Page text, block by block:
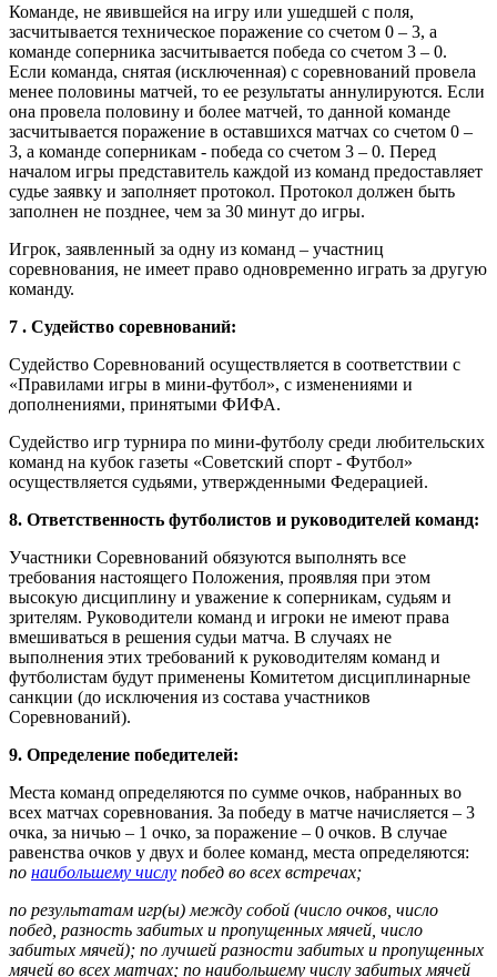
Команде, не явившейся на игру или ушедшей с поля,
засчитывается техническое поражение со счетом 0 – 3, а
команде соперника засчитывается победа со счетом 3 – 0.
Если команда, снятая (исключенная) с соревнований провела
менее половины матчей, то ее результаты аннулируются. Если
она провела половину и более матчей, то данной команде
засчитывается поражение в оставшихся матчах со счетом 0 –
3, а команде соперникам - победа со счетом 3 – 0. Перед
началом игры представитель каждой из команд предоставляет
судье заявку и заполняет протокол. Протокол должен быть
заполнен не позднее, чем за 30 минут до игры.
Игрок, заявленный за одну из команд – участниц
соревнования, не имеет право одновременно играть за другую
команду.
7 . Судейство соревнований:
Судейство Соревнований осуществляется в соответствии с
«Правилами игры в мини-футбол», с изменениями и
дополнениями, принятыми ФИФА.
Судейство игр турнира по мини-футболу среди любительских
команд на кубок газеты «Советский спорт - Футбол»
осуществляется судьями, утвержденными Федерацией.
8. Ответственность футболистов и руководителей команд:
Участники Соревнований обязуются выполнять все
требования настоящего Положения, проявляя при этом
высокую дисциплину и уважение к соперникам, судьям и
зрителям. Руководители команд и игроки не имеют права
вмешиваться в решения судьи матча. В случаях не
выполнения этих требований к руководителям команд и
футболистам будут применены Комитетом дисциплинарные
санкции (до исключения из состава участников
Соревнований).
9. Определение победителей:
Места команд определяются по сумме очков, набранных во
всех матчах соревнования. За победу в матче начисляется – 3
очка, за ничью – 1 очко, за поражение – 0 очков. В случае
равенства очков у двух и более команд, места определяются:
по наибольшему числу побед во всех встречах;
по результатам игр(ы) между собой (число очков, число
побед, разность забитых и пропущенных мячей, число
забитых мячей); по лучшей разности забитых и пропущенных
мячей во всех матчах; по наибольшему числу забитых мячей